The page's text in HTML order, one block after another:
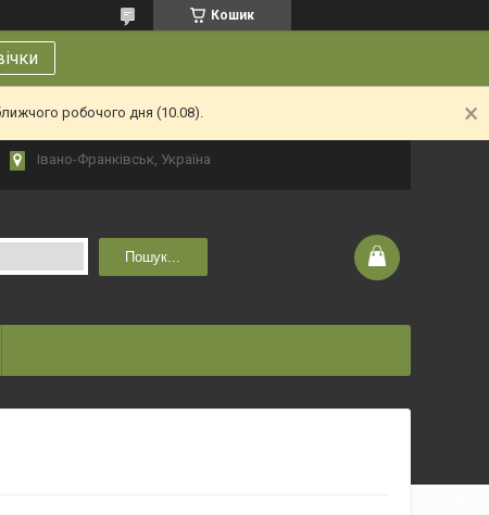
Кошик
робочого дня (10.08).
Івано-Франківськ, Україна
Пошук...